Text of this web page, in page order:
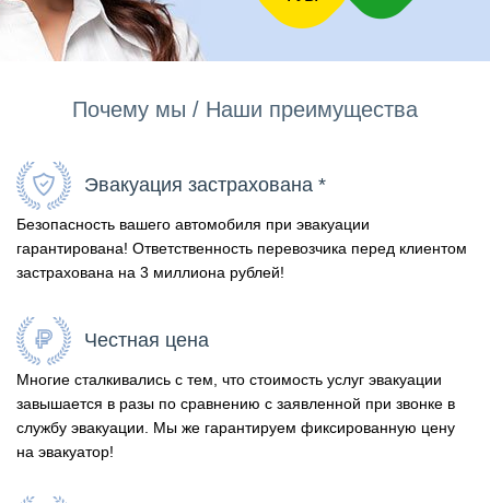
Почему мы / Наши преимущества
Эвакуация застрахована *
Безопасность вашего автомобиля при эвакуации
гарантирована! Ответственность перевозчика перед клиентом
застрахована на 3 миллиона рублей!
Честная цена
Многие сталкивались с тем, что стоимость услуг эвакуации
завышается в разы по сравнению с заявленной при звонке в
службу эвакуации. Мы же гарантируем фиксированную цену
на эвакуатор!